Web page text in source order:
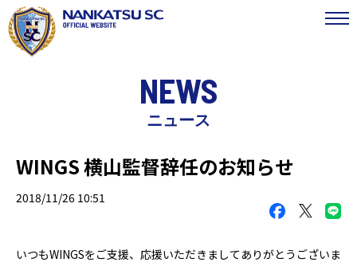
NEWS
ニュース
WINGS 横山監督辞任のお知らせ
2018/11/26 10:51
いつもWINGSをご支援、応援いただきましてありがとうございま